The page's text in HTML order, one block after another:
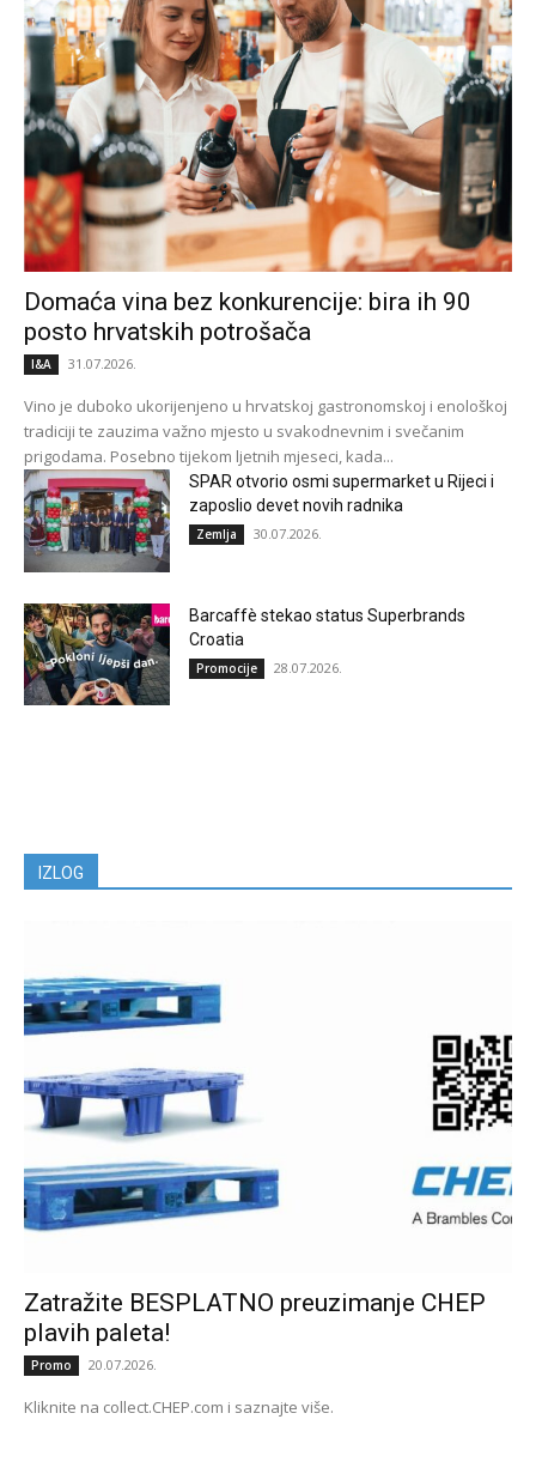
Domaća vina bez konkurencije: bira ih 90
posto hrvatskih potrošača
I&A 31.07.2026.
Vino je duboko ukorijenjeno u hrvatskoj gastronomskoj i enološkoj
tradiciji te zauzima važno mjesto u svakodnevnim i svečanim
prigodama. Posebno tijekom ljetnih mjeseci, kada...
SPAR otvorio osmi supermarket u Rijeci i
zaposlio devet novih radnika
Zemlja 30.07.2026.
Barcaffè stekao status Superbrands
Croatia
Promocije 28.07.2026.
IZLOG
Zatražite BESPLATNO preuzimanje CHEP
plavih paleta!
Promo 20.07.2026.
Kliknite na collect.CHEP.com i saznajte više.